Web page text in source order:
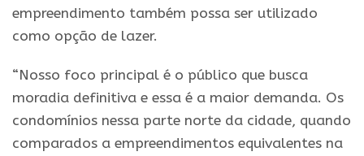
empreendimento também possa ser utilizado
como opção de lazer.
“Nosso foco principal é o público que busca
moradia definitiva e essa é a maior demanda. Os
condomínios nessa parte norte da cidade, quando
comparados a empreendimentos equivalentes na